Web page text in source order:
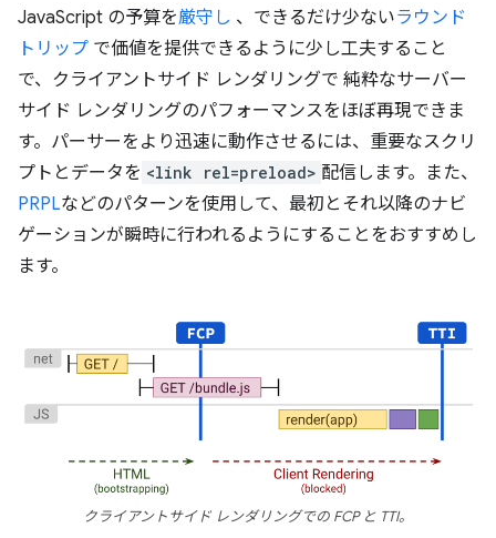
JavaScript の予算を厳守し 、できるだけ少ないラウンド
トリップ で価値を提供できるように少し工夫すること
で、クライアントサイド レンダリングで 純粋なサーバー
サイド レンダリングのパフォーマンスをほぼ再現できま
す。パーサーをより迅速に動作させるには、重要なスクリ
プトとデータを <link rel=preload> 配信します。また、
PRPLなどのパターンを使用して、最初とそれ以降のナビ
ゲーションが瞬時に行われるようにすることをおすすめし
ます。
クライアントサイド レンダリングでの FCP と TTI。